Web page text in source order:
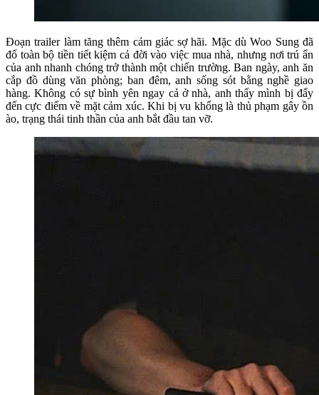
Đoạn trailer làm tăng thêm cảm giác sợ hãi. Mặc dù Woo Sung đã
đổ toàn bộ tiền tiết kiệm cả đời vào việc mua nhà, nhưng nơi trú ẩn
của anh nhanh chóng trở thành một chiến trường. Ban ngày, anh ăn
cắp đồ dùng văn phòng; ban đêm, anh sống sót bằng nghề giao
hàng. Không có sự bình yên ngay cả ở nhà, anh thấy mình bị đẩy
đến cực điểm về mặt cảm xúc. Khi bị vu khống là thủ phạm gây ồn
ào, trạng thái tinh thần của anh bắt đầu tan vỡ.